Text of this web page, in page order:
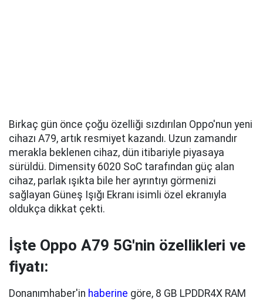
Birkaç gün önce çoğu özelliği sızdırılan Oppo'nun yeni
cihazı A79, artık resmiyet kazandı. Uzun zamandır
merakla beklenen cihaz, dün itibariyle piyasaya
sürüldü. Dimensity 6020 SoC tarafından güç alan
cihaz, parlak ışıkta bile her ayrıntıyı görmenizi
sağlayan Güneş Işığı Ekranı isimli özel ekranıyla
oldukça dikkat çekti.
İşte Oppo A79 5G'nin özellikleri ve
fiyatı:
Donanımhaber'in haberine göre, 8 GB LPDDR4X RAM